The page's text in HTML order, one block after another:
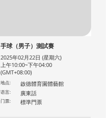
手球（男子）測試賽
2025年02月22日 (星期六)
上午10:00~下午04:00
(GMT+08:00)
地点: 啟德體育園體藝館
语言: 廣東話
门票: 標準門票